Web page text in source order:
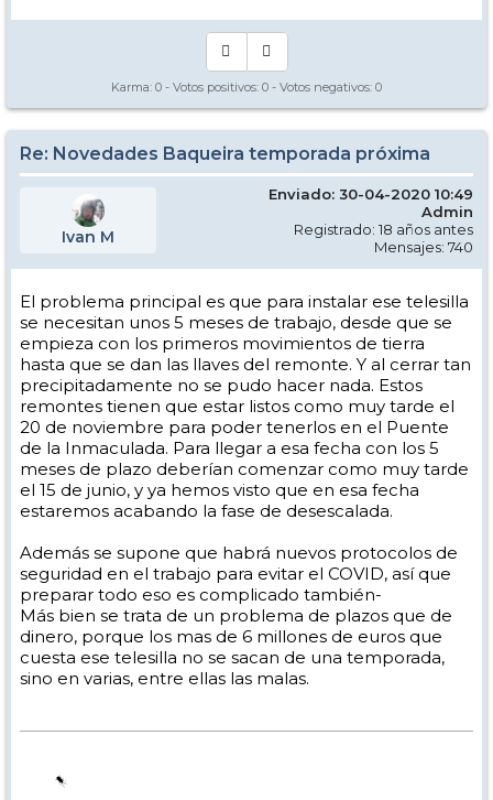
Karma: 0 - Votos positivos: 0 - Votos negativos: 0
Re: Novedades Baqueira temporada próxima
Ivan M
Enviado: 30-04-2020 10:49
Admin
Registrado: 18 años antes
Mensajes: 740
El problema principal es que para instalar ese telesilla
se necesitan unos 5 meses de trabajo, desde que se
empieza con los primeros movimientos de tierra
hasta que se dan las llaves del remonte. Y al cerrar tan
precipitadamente no se pudo hacer nada. Estos
remontes tienen que estar listos como muy tarde el
20 de noviembre para poder tenerlos en el Puente
de la Inmaculada. Para llegar a esa fecha con los 5
meses de plazo deberían comenzar como muy tarde
el 15 de junio, y ya hemos visto que en esa fecha
estaremos acabando la fase de desescalada.
Además se supone que habrá nuevos protocolos de
seguridad en el trabajo para evitar el COVID, así que
preparar todo eso es complicado también-
Más bien se trata de un problema de plazos que de
dinero, porque los mas de 6 millones de euros que
cuesta ese telesilla no se sacan de una temporada,
sino en varias, entre ellas las malas.